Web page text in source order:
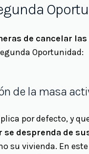
de cancelar las
Oportunidad:
de la masa
por defecto, y
se desprenda de
su vivienda. En